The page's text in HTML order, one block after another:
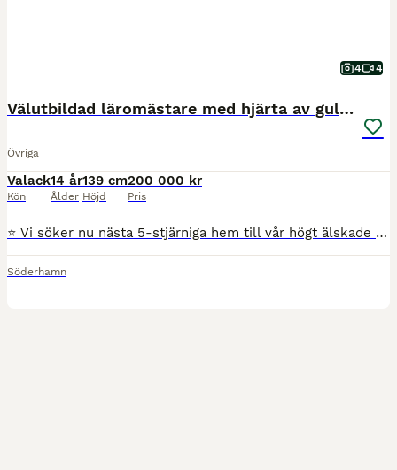
4 4
Välutbildad läromästare med hjärta av guld ❤️
Övriga
Valack
Kön
14 år
Ålder
139 cm
Höjd
200 000 kr
Pris
⭐ Vi söker nu nästa 5-stjärniga hem till vår högt älskade och välutbildade ponny Billy ⭐ Det är med stor sorg i hjärtat som vi nu söker nästa hem till fantastiska Billy, då nuvarande ryttare känner sig lång på honom och det är dags för en ny liten ryttare att få uppleva allt han har att erbjuda. * Valack, född 2012 * C-ponny, 139 cm * Kvalad till Msv B hoppning * Vetche
Söderhamn